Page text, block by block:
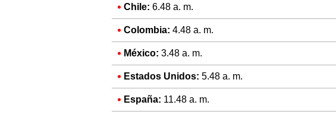
Chile: 6.48 a. m.
Colombia: 4.48 a. m.
México: 3.48 a. m.
Estados Unidos: 5.48 a. m.
España: 11.48 a. m.